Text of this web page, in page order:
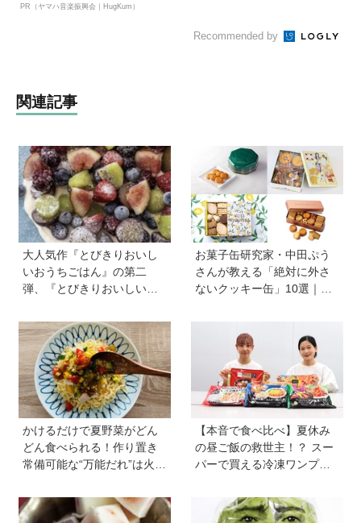
PR（ヤマハ音楽振興会｜HugKum）
Recommended by
関連記事
大人気作『とびきりおいし
いおうちごはん』の第二
弾、『とびきりおいしいお
よう【フローズンフルー
ツ】は簡単なのに華やか♡
お菓子缶研究家・中田ぷう
さんが教える「絶対に外さ
ないクッキー缶」10選｜マ
自分へのご褒美に！
かけるだけで夏野菜がどん
どん食べられる！作り置き
常備可能な“万能だれ”は火を
修】
【本音で食べ比べ】夏休み
の昼ご飯の救世主！？ スー
パーで買える冷凍ワンプレ